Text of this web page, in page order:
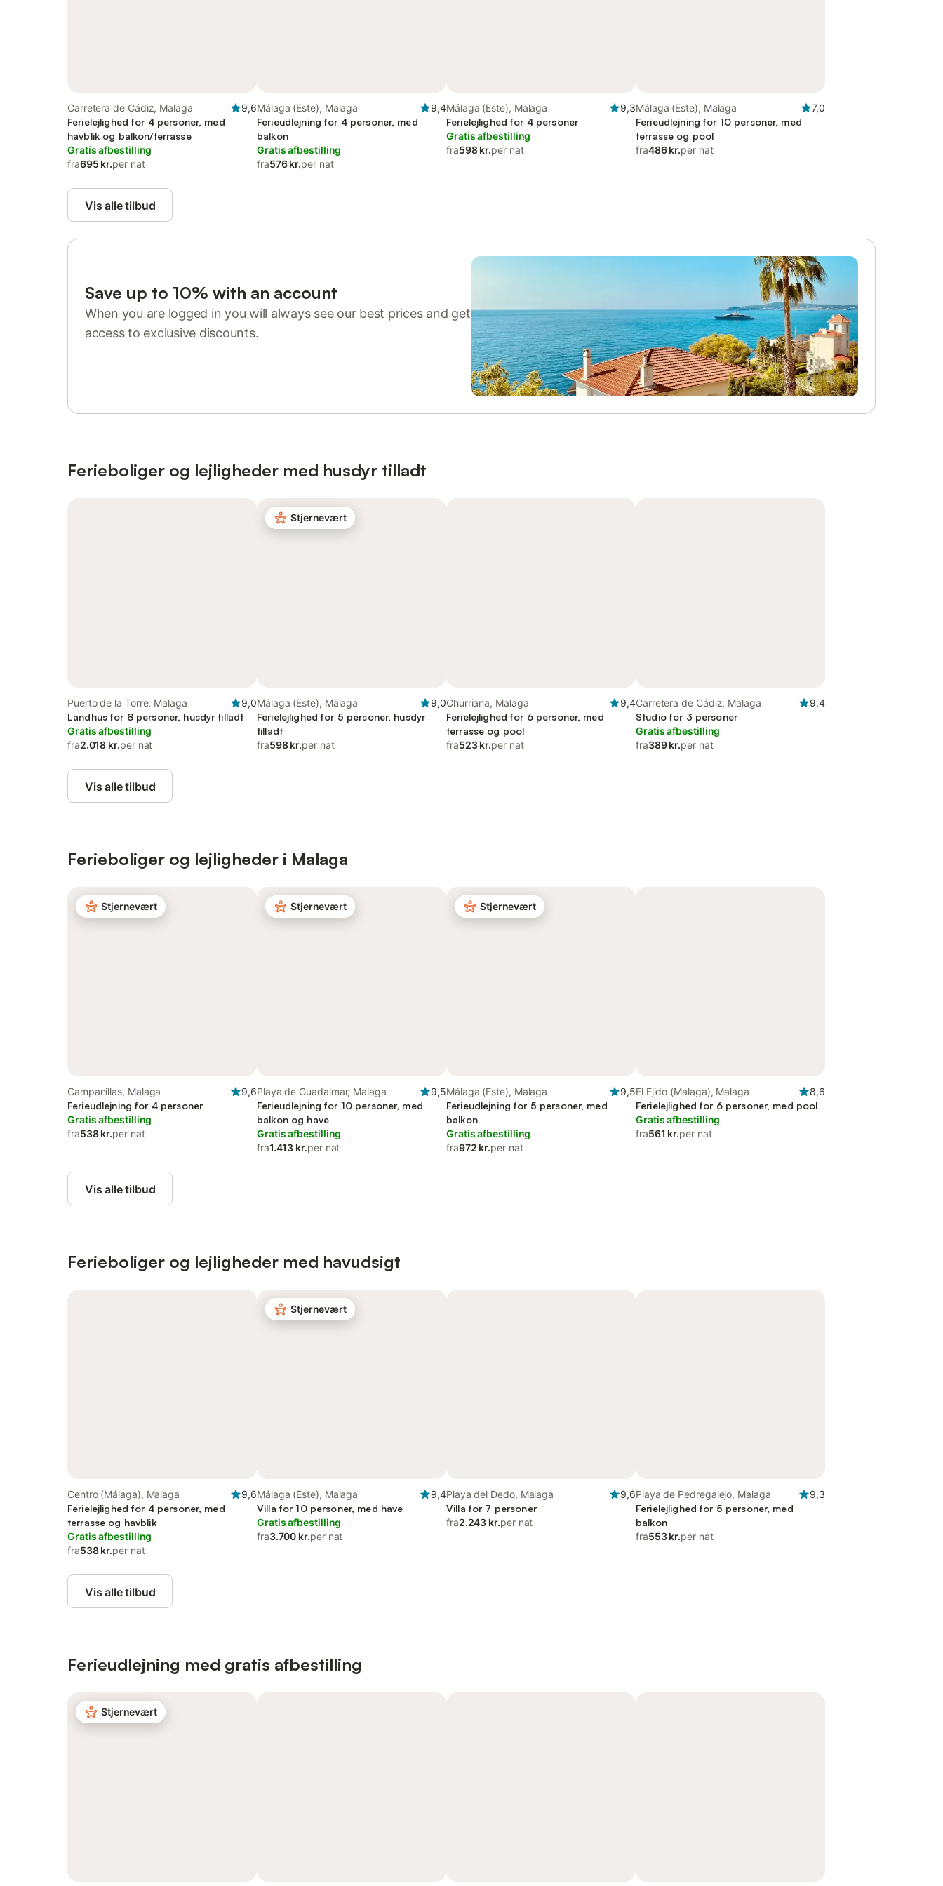
Carretera de Cádiz, Malaga
9,6
Ferielejlighed for 4 personer, med
havblik og balkon/terrasse
Gratis afbestilling
fra695 kr.per nat
Málaga (Este), Malaga
9,4
Ferieudlejning for 4 personer, med
balkon
Gratis afbestilling
fra576 kr.per nat
Málaga (Este), Malaga
9,3
Ferielejlighed for 4 personer
Gratis afbestilling
fra598 kr.per nat
Málaga (Este), Malaga
7,0
Ferieudlejning for 10 personer, med
terrasse og pool
fra486 kr.per nat
Vis alle tilbud
Save up to 10% with an account
When you are logged in you will always see our best prices and get
access to exclusive discounts.
Ferieboliger og lejligheder med husdyr tilladt
Puerto de la Torre, Malaga
9,0
Landhus for 8 personer, husdyr tilladt
Gratis afbestilling
fra2.018 kr.per nat
Stjernevært
Málaga (Este), Malaga
9,0
Ferielejlighed for 5 personer, husdyr
tilladt
fra598 kr.per nat
Churriana, Malaga
9,4
Ferielejlighed for 6 personer, med
terrasse og pool
fra523 kr.per nat
Carretera de Cádiz, Malaga
9,4
Studio for 3 personer
Gratis afbestilling
fra389 kr.per nat
Vis alle tilbud
Ferieboliger og lejligheder i Malaga
Stjernevært
Campanillas, Malaga
9,6
Ferieudlejning for 4 personer
Gratis afbestilling
fra538 kr.per nat
Stjernevært
Playa de Guadalmar, Malaga
9,5
Ferieudlejning for 10 personer, med
balkon og have
Gratis afbestilling
fra1.413 kr.per nat
Stjernevært
Málaga (Este), Malaga
9,5
Ferieudlejning for 5 personer, med
balkon
Gratis afbestilling
fra972 kr.per nat
El Ejido (Malaga), Malaga
8,6
Ferielejlighed for 6 personer, med pool
Gratis afbestilling
fra561 kr.per nat
Vis alle tilbud
Ferieboliger og lejligheder med havudsigt
Centro (Málaga), Malaga
9,6
Ferielejlighed for 4 personer, med
terrasse og havblik
Gratis afbestilling
fra538 kr.per nat
Stjernevært
Málaga (Este), Malaga
9,4
Villa for 10 personer, med have
Gratis afbestilling
fra3.700 kr.per nat
Playa del Dedo, Malaga
9,6
Villa for 7 personer
fra2.243 kr.per nat
Playa de Pedregalejo, Malaga
9,3
Ferielejlighed for 5 personer, med
balkon
fra553 kr.per nat
Vis alle tilbud
Ferieudlejning med gratis afbestilling
Stjernevært